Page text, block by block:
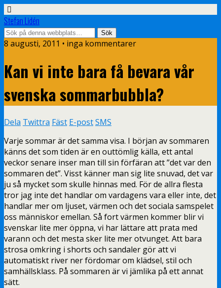
Stefan Lidén
8 augusti, 2011 • inga kommentarer
Kan vi inte bara få bevara vår
svenska sommarbubbla?
Dela Twittra Fäst E-postSMS
Varje sommar är det samma visa. I början av sommaren
känns det som tiden är en outtömlig källa, ett antal
veckor senare inser man till sin förfäran att ”det var den
sommaren det”. Visst känner man sig lite snuvad, det var
ju så mycket som skulle hinnas med. För de allra flesta
tror jag inte det handlar om vardagens vara eller inte, det
handlar mer om ljuset, värmen och det sociala samspelet
oss människor emellan. Så fort värmen kommer blir vi
svenskar lite mer öppna, vi har lättare att prata med
varann och det mesta sker lite mer otvunget. Att bara
strosa omkring i shorts och sandaler gör att vi
automatiskt river ner fördomar om klädsel, stil och
samhällsklass. På sommaren är vi jämlika på ett annat
sätt.